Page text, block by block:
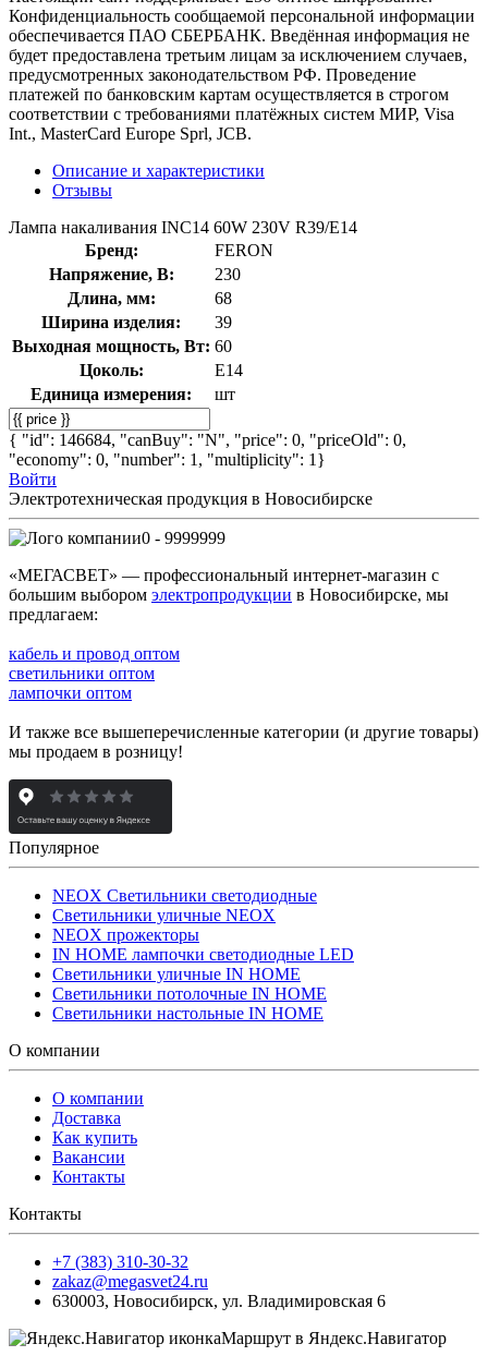
Конфиденциальность сообщаемой персональной информации
обеспечивается ПАО СБЕРБАНК. Введённая информация не
будет предоставлена третьим лицам за исключением случаев,
предусмотренных законодательством РФ. Проведение
платежей по банковским картам осуществляется в строгом
соответствии с требованиями платёжных систем МИР, Visa
Int., MasterCard Europe Sprl, JCB.
Описание и характеристики
Отзывы
Лампа накаливания INC14 60W 230V R39/E14
Бренд:
FERON
Напряжение, В:
230
Длина, мм:
68
Ширина изделия:
39
Выходная мощность, Вт: 60
Цоколь:
E14
Единица измерения:
шт
{ "id": 146684, "canBuy": "N", "price": 0, "priceOld": 0,
"economy": 0, "number": 1, "multiplicity": 1}
Войти
Электротехническая продукция в Новосибирске
0 - 9999999
«МЕГАСВЕТ» — профессиональный интернет-магазин с
большим выбором электропродукции в Новосибирске, мы
предлагаем:
кабель и провод оптом
светильники оптом
лампочки оптом
И также все вышеперечисленные категории (и другие товары)
мы продаем в розницу!
Популярное
NEOX Светильники светодиодные
Светильники уличные NEOX
NEOX прожекторы
IN HOME лампочки светодиодные LED
Светильники уличные IN HOME
Светильники потолочные IN HOME
Светильники настольные IN HOME
О компании
О компании
Доставка
Как купить
Вакансии
Контакты
Контакты
+7 (383) 310-30-32
zakaz@megasvet24.ru
630003, Новосибирск, ул. Владимировская 6
Маршрут в Яндекс.Навигатор